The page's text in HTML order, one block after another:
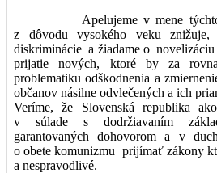
Apelujeme v mene týchto
z dôvodu vysokého veku znižuje,
diskriminácie a žiadame o novelizáciu
prijatie nových, ktoré by za
problematiku odškodnenia a
občanov násilne odvlečených a ich
Veríme, že Slovenská republika
v súlade s dodržiavaním
garantovaných dohovorom a v
o obete komunizmu prijímať zákony
a nespravodlivé.